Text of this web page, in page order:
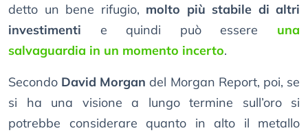
detto un bene rifugio, molto più stabile di altri
investimenti e quindi può essere una
salvaguardia in un momento incerto.
Secondo David Morgan del Morgan Report, poi, se
si ha una visione a lungo termine sull’oro si
potrebbe considerare quanto in alto il metallo